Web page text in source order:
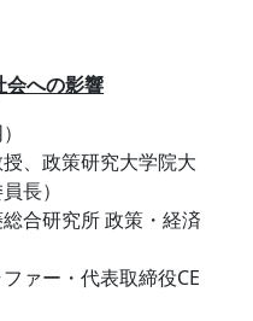
会への影響
授、政策研究大学院大
長）
総合研究所政策・経済
ァー・代表取締役CE